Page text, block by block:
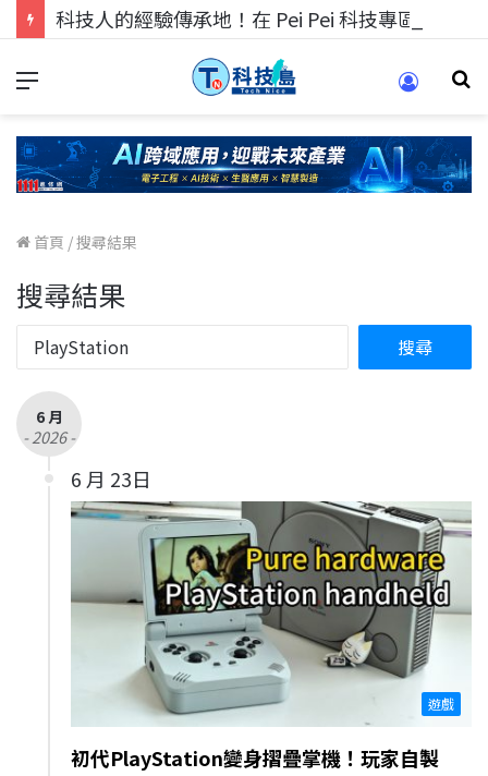
首頁 /搜尋結果
搜尋結果
6 月
- 2026 -
6 月 23日
遊戲
初代PlayStation變身摺疊掌機！玩家自製